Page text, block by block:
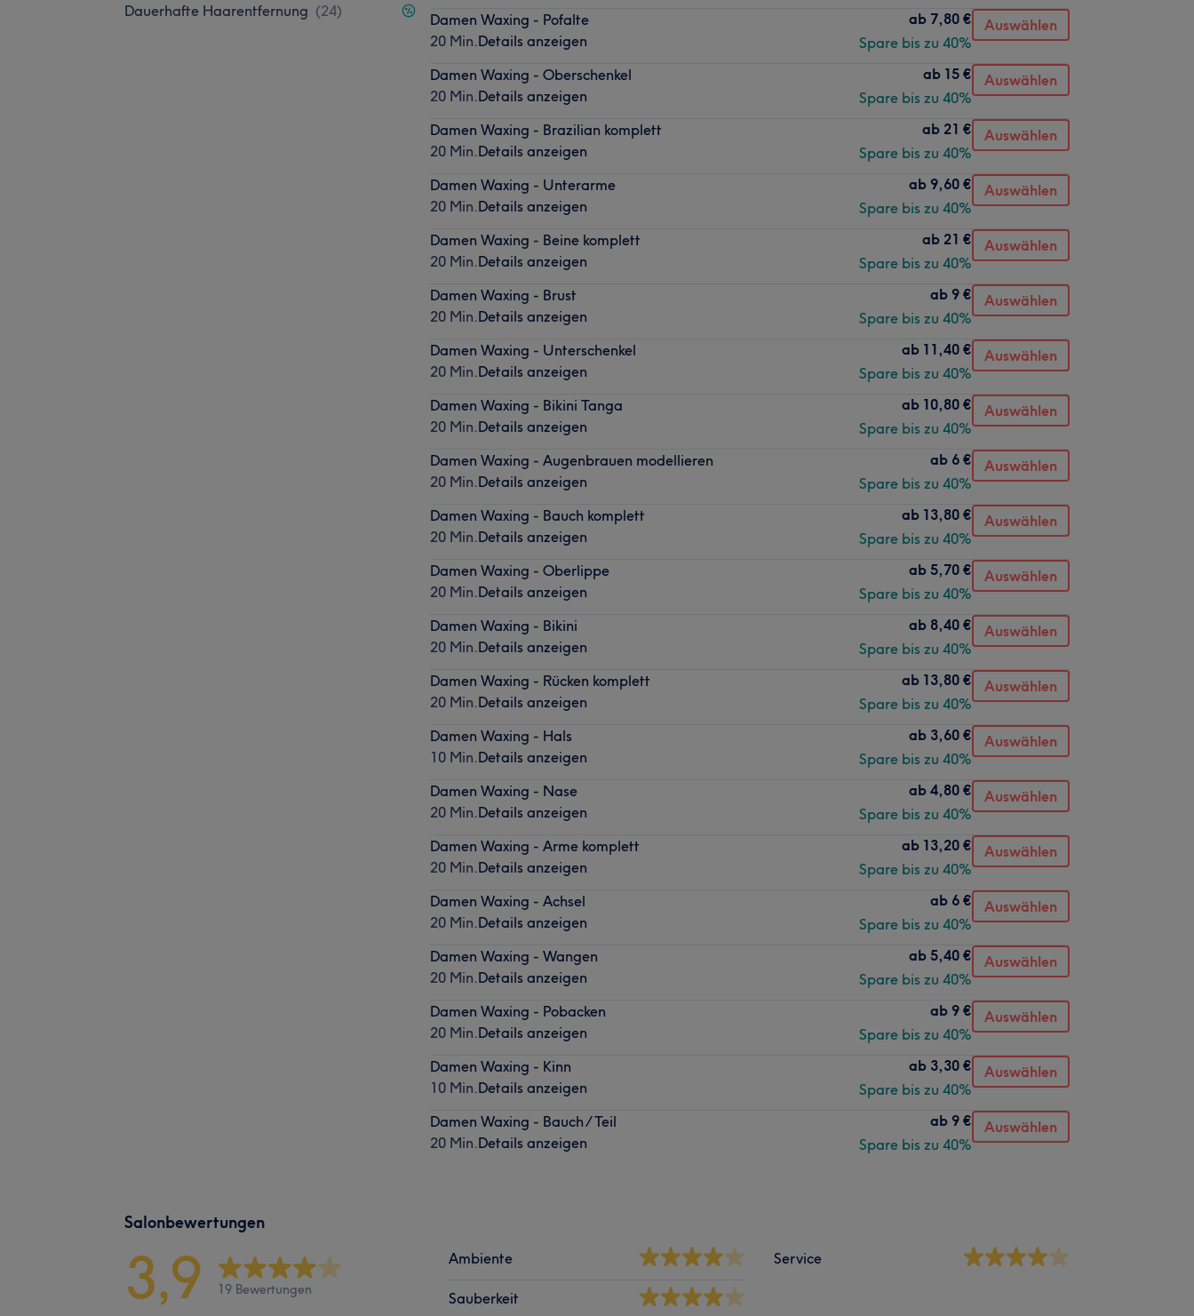
Dauerhafte Haarentfernung (24)
Damen Waxing - Pofalte
20 Min.Details anzeigen
ab 7,80 €
Spare bis zu 40%
Auswählen
Damen Waxing - Oberschenkel
20 Min.Details anzeigen
ab 15 €
Spare bis zu 40%
Auswählen
Damen Waxing - Brazilian komplett
20 Min.Details anzeigen
ab 21 €
Spare bis zu 40%
Auswählen
Damen Waxing - Unterarme
20 Min.Details anzeigen
ab 9,60 €
Spare bis zu 40%
Auswählen
Damen Waxing - Beine komplett
20 Min.Details anzeigen
ab 21 €
Spare bis zu 40%
Auswählen
Damen Waxing - Brust
20 Min.Details anzeigen
ab 9 €
Spare bis zu 40%
Auswählen
Damen Waxing - Unterschenkel
20 Min.Details anzeigen
ab 11,40 €
Spare bis zu 40%
Auswählen
Damen Waxing - Bikini Tanga
20 Min.Details anzeigen
ab 10,80 €
Spare bis zu 40%
Auswählen
Damen Waxing - Augenbrauen modellieren
20 Min.Details anzeigen
ab 6 €
Spare bis zu 40%
Auswählen
Damen Waxing - Bauch komplett
20 Min.Details anzeigen
ab 13,80 €
Spare bis zu 40%
Auswählen
Damen Waxing - Oberlippe
20 Min.Details anzeigen
ab 5,70 €
Spare bis zu 40%
Auswählen
Damen Waxing - Bikini
20 Min.Details anzeigen
ab 8,40 €
Spare bis zu 40%
Auswählen
Damen Waxing - Rücken komplett
20 Min.Details anzeigen
ab 13,80 €
Spare bis zu 40%
Auswählen
Damen Waxing - Hals
10 Min.Details anzeigen
ab 3,60 €
Spare bis zu 40%
Auswählen
Damen Waxing - Nase
20 Min.Details anzeigen
ab 4,80 €
Spare bis zu 40%
Auswählen
Damen Waxing - Arme komplett
20 Min.Details anzeigen
ab 13,20 €
Spare bis zu 40%
Auswählen
Damen Waxing - Achsel
20 Min.Details anzeigen
ab 6 €
Spare bis zu 40%
Auswählen
Damen Waxing - Wangen
20 Min.Details anzeigen
ab 5,40 €
Spare bis zu 40%
Auswählen
Damen Waxing - Pobacken
20 Min.Details anzeigen
ab 9 €
Spare bis zu 40%
Auswählen
Damen Waxing - Kinn
10 Min.Details anzeigen
ab 3,30 €
Spare bis zu 40%
Auswählen
Damen Waxing - Bauch / Teil
20 Min.Details anzeigen
ab 9 €
Spare bis zu 40%
Auswählen
Salonbewertungen
3,9 19 Bewertungen
Ambiente
Sauberkeit
Service